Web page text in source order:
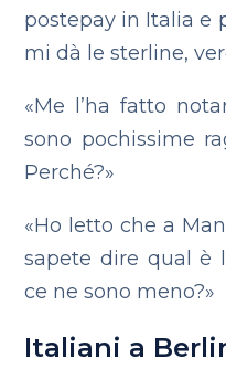
postepay in Italia e
mi dà le sterline,
«Me l’ha fatto
sono pochissime
Perché?»
«Ho letto che a
sapete dire qual è
ce ne sono meno?»
Italiani a